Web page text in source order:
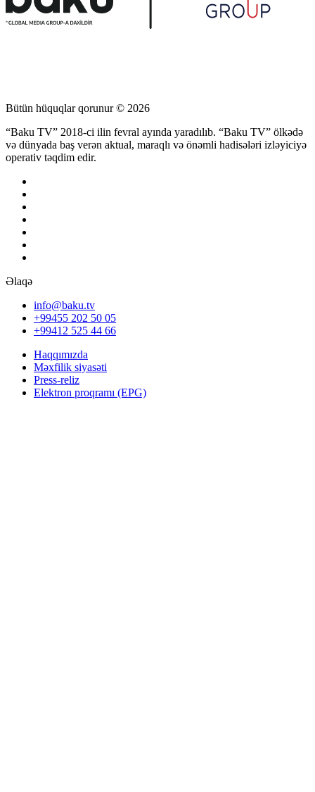
Bütün hüquqlar qorunur © 2026
“Baku TV” 2018-ci ilin fevral ayında yaradılıb. “Baku TV” ölkədə
və dünyada baş verən aktual, maraqlı və önəmli hadisələri izləyiciyə
operativ təqdim edir.
Əlaqə
info@baku.tv
+99455 202 50 05
+99412 525 44 66
Haqqımızda
Məxfilik siyasəti
Press-reliz
Elektron proqramı (EPG)